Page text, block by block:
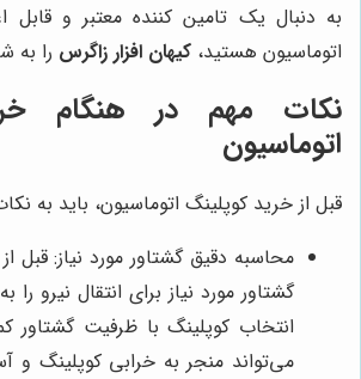
به دنبال یک تامین کننده معتبر و قابل
اتوماسیون هستید، کیهان افزار زاگرس را به
نکات مهم در هنگام
اتوماسیون
قبل از خرید کوپلینگ اتوماسیون، باید به
محاسبه دقیق گشتاور مورد نیاز: قبل
گشتاور مورد نیاز برای انتقال نیرو
انتخاب کوپلینگ با ظرفیت گشتاور
می‌تواند منجر به خرابی کوپلینگ و